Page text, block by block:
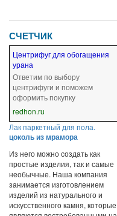
СЧЕТЧИК
Центрифуг для обогащения
урана
Ответим по выбору
центрифуги и поможем
оформить покупку
redhon.ru
Лак паркетный для пола.
цоколь из мрамора
Из него можно создать как
простые изделия, так и самые
необычные. Наша компания
занимается изготовлением
изделий из натурального и
искусственного камня, которые